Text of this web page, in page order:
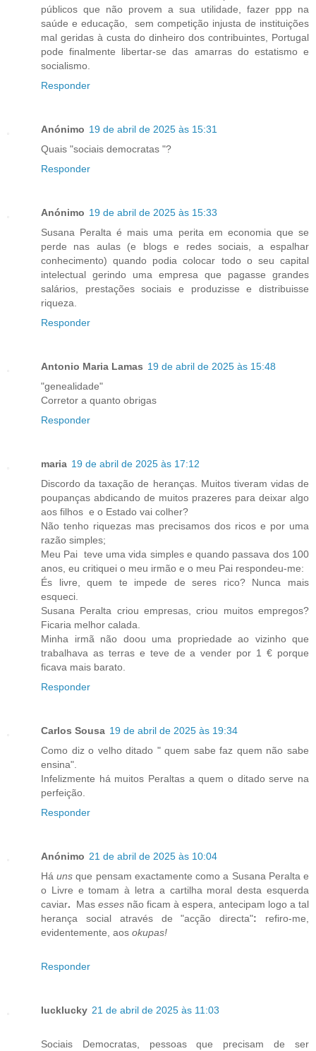
públicos que não provem a sua utilidade, fazer ppp na
saúde e educação, sem competição injusta de instituições
mal geridas à custa do dinheiro dos contribuintes, Portugal
pode finalmente libertar-se das amarras do estatismo e
socialismo.
Responder
Anónimo 19 de abril de 2025 às 15:31
Quais "sociais democratas "?
Responder
Anónimo 19 de abril de 2025 às 15:33
Susana Peralta é mais uma perita em economia que se
perde nas aulas (e blogs e redes sociais, a espalhar
conhecimento) quando podia colocar todo o seu capital
intelectual gerindo uma empresa que pagasse grandes
salários, prestações sociais e produzisse e distribuisse
riqueza.
Responder
Antonio Maria Lamas 19 de abril de 2025 às 15:48
"genealidade"
Corretor a quanto obrigas
Responder
maria 19 de abril de 2025 às 17:12
Discordo da taxação de heranças. Muitos tiveram vidas de
poupanças abdicando de muitos prazeres para deixar algo
aos filhos e o Estado vai colher?
Não tenho riquezas mas precisamos dos ricos e por uma
razão simples;
Meu Pai teve uma vida simples e quando passava dos 100
anos, eu critiquei o meu irmão e o meu Pai respondeu-me:
És livre, quem te impede de seres rico? Nunca mais
esqueci.
Susana Peralta criou empresas, criou muitos empregos?
Ficaria melhor calada.
Minha irmã não doou uma propriedade ao vizinho que
trabalhava as terras e teve de a vender por 1 € porque
ficava mais barato.
Responder
Carlos Sousa 19 de abril de 2025 às 19:34
Como diz o velho ditado " quem sabe faz quem não sabe
ensina".
Infelizmente há muitos Peraltas a quem o ditado serve na
perfeição.
Responder
Anónimo 21 de abril de 2025 às 10:04
Háuns que pensam exactamente como a Susana Peralta e
o Livre e tomam à letra a cartilha moral desta esquerda
caviar. Mas esses não ficam à espera, antecipam logo a tal
herança social através de "acção directa": refiro-me,
evidentemente, aos okupas!
Responder
lucklucky 21 de abril de 2025 às 11:03
Sociais Democratas, pessoas que precisam de ser